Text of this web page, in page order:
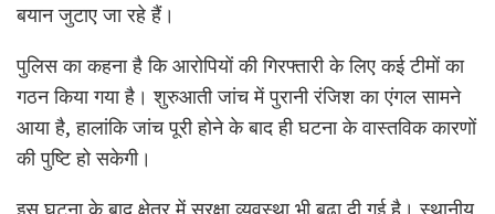
बयान जुटाए जा रहे हैं।
पुलिस का कहना है कि आरोपियों की गिरफ्तारी के लिए कई टीमों का
गठन किया गया है। शुरुआती जांच में पुरानी रंजिश का एंगल सामने
आया है, हालांकि जांच पूरी होने के बाद ही घटना के वास्तविक कारणों
की पुष्टि हो सकेगी।